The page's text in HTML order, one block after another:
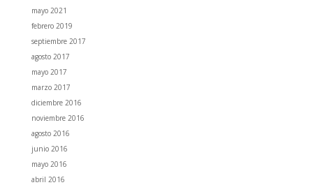
mayo 2021
febrero 2019
septiembre 2017
agosto 2017
mayo 2017
marzo 2017
diciembre 2016
noviembre 2016
agosto 2016
junio 2016
mayo 2016
abril 2016